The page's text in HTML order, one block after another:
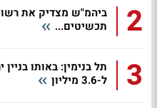
2
ביהמ"ש מצדיק את
תכשיטים...
3
ל-3.6 מיליון